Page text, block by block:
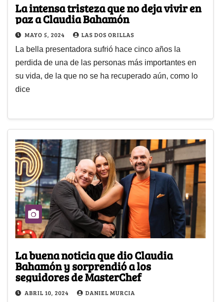
La intensa tristeza que no deja vivir en
paz a Claudia Bahamón
MAYO 5, 2024 LAS DOS ORILLAS
La bella presentadora sufrió hace cinco años la
perdida de una de las personas más importantes en
su vida, de la que no se ha recuperado aún, como lo
dice
La buena noticia que dio Claudia
Bahamón y sorprendió a los
seguidores de MasterChef
ABRIL 10, 2024 DANIEL MURCIA